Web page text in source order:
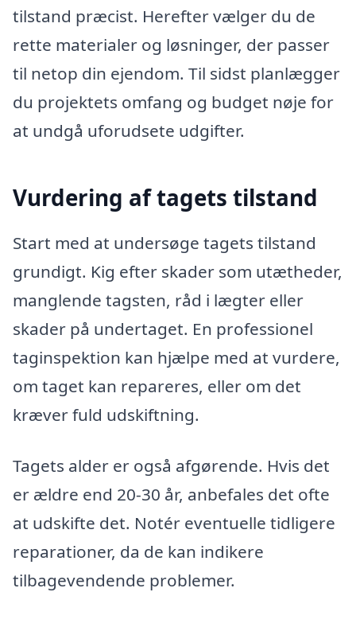
tilstand præcist. Herefter vælger du de
rette materialer og løsninger, der passer
til netop din ejendom. Til sidst planlægger
du projektets omfang og budget nøje for
at undgå uforudsete udgifter.
Vurdering af tagets tilstand
Start med at undersøge tagets tilstand
grundigt. Kig efter skader som utætheder,
manglende tagsten, råd i lægter eller
skader på undertaget. En professionel
taginspektion kan hjælpe med at vurdere,
om taget kan repareres, eller om det
kræver fuld udskiftning.
Tagets alder er også afgørende. Hvis det
er ældre end 20-30 år, anbefales det ofte
at udskifte det. Notér eventuelle tidligere
reparationer, da de kan indikere
tilbagevendende problemer.